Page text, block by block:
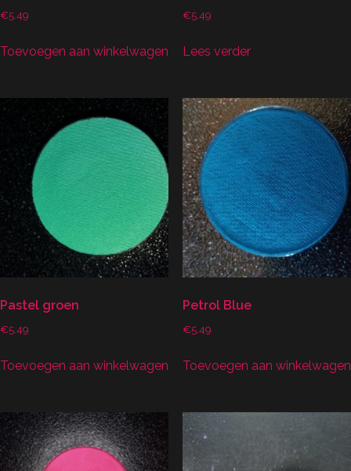
€5.49
Toevoegen aan winkelwagen
€5.49
Lees verder
Pastel groen
€5.49
Toevoegen aan winkelwagen
Petrol Blue
€5.49
Toevoegen aan winkelwagen